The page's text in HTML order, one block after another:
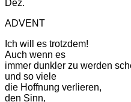
Dez.
ADVENT
Ich will es trotzdem!
Auch wenn es
immer dunkler zu werden
und so viele
die Hoffnung verlieren,
den Sinn,